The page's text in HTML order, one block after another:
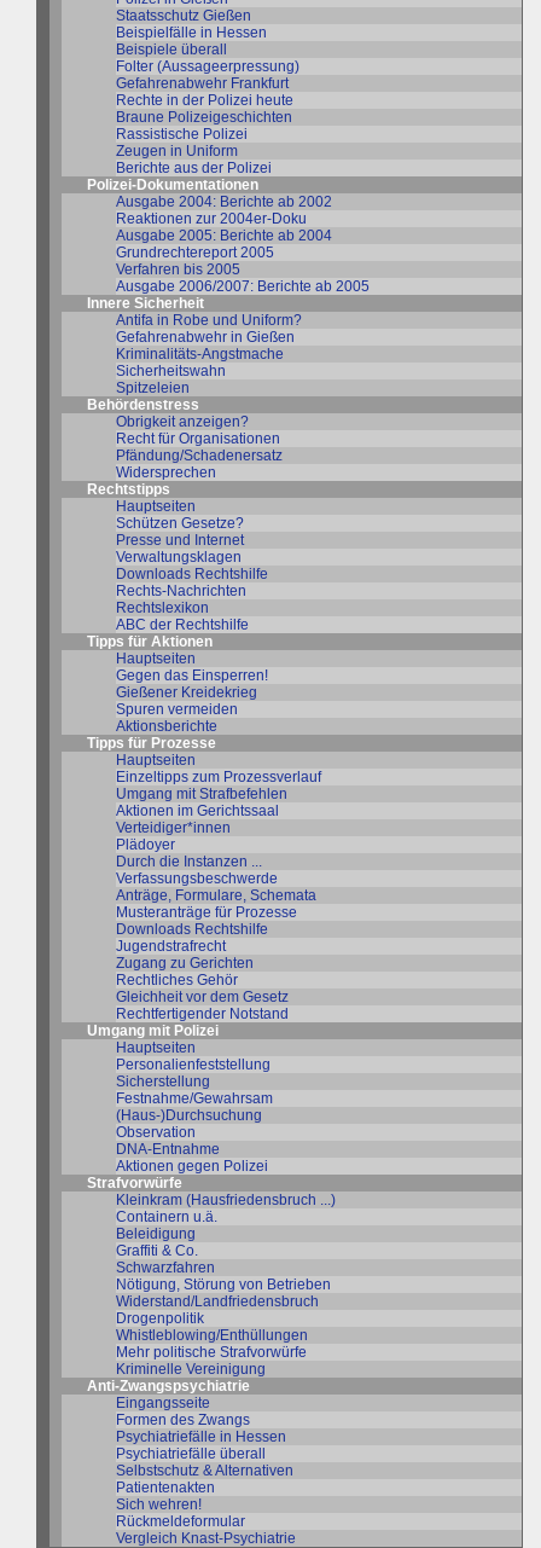
Staatsschutz Gießen
Beispielfälle in Hessen
Beispiele überall
Folter (Aussageerpressung)
Gefahrenabwehr Frankfurt
Rechte in der Polizei heute
Braune Polizeigeschichten
Rassistische Polizei
Zeugen in Uniform
Berichte aus der Polizei
Polizei-Dokumentationen
Ausgabe 2004: Berichte ab 2002
Reaktionen zur 2004er-Doku
Ausgabe 2005: Berichte ab 2004
Grundrechtereport 2005
Verfahren bis 2005
Ausgabe 2006/2007: Berichte ab 2005
Innere Sicherheit
Antifa in Robe und Uniform?
Gefahrenabwehr in Gießen
Kriminalitäts-Angstmache
Sicherheitswahn
Spitzeleien
Behördenstress
Obrigkeit anzeigen?
Recht für Organisationen
Pfändung/Schadenersatz
Widersprechen
Rechtstipps
Hauptseiten
Schützen Gesetze?
Presse und Internet
Verwaltungsklagen
Downloads Rechtshilfe
Rechts-Nachrichten
Rechtslexikon
ABC der Rechtshilfe
Tipps für Aktionen
Hauptseiten
Gegen das Einsperren!
Gießener Kreidekrieg
Spuren vermeiden
Aktionsberichte
Tipps für Prozesse
Hauptseiten
Einzeltipps zum Prozessverlauf
Umgang mit Strafbefehlen
Aktionen im Gerichtssaal
Verteidiger*innen
Plädoyer
Durch die Instanzen ...
Verfassungsbeschwerde
Anträge, Formulare, Schemata
Musteranträge für Prozesse
Downloads Rechtshilfe
Jugendstrafrecht
Zugang zu Gerichten
Rechtliches Gehör
Gleichheit vor dem Gesetz
Rechtfertigender Notstand
Umgang mit Polizei
Hauptseiten
Personalienfeststellung
Sicherstellung
Festnahme/Gewahrsam
(Haus-)Durchsuchung
Observation
DNA-Entnahme
Aktionen gegen Polizei
Strafvorwürfe
Kleinkram (Hausfriedensbruch ...)
Containern u.ä.
Beleidigung
Graffiti & Co.
Schwarzfahren
Nötigung, Störung von Betrieben
Widerstand/Landfriedensbruch
Drogenpolitik
Whistleblowing/Enthüllungen
Mehr politische Strafvorwürfe
Kriminelle Vereinigung
Anti-Zwangspsychiatrie
Eingangsseite
Formen des Zwangs
Psychiatriefälle in Hessen
Psychiatriefälle überall
Selbstschutz & Alternativen
Patientenakten
Sich wehren!
Rückmeldeformular
Vergleich Knast-Psychiatrie